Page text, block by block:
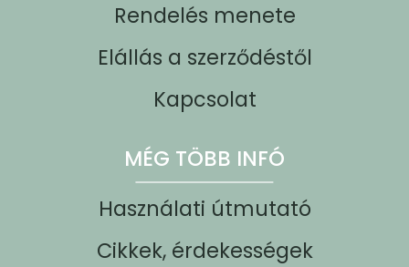
Rendelés menete
Elállás a szerződéstől
Kapcsolat
MÉG TÖBB INFÓ
Használati útmutató
Cikkek, érdekességek